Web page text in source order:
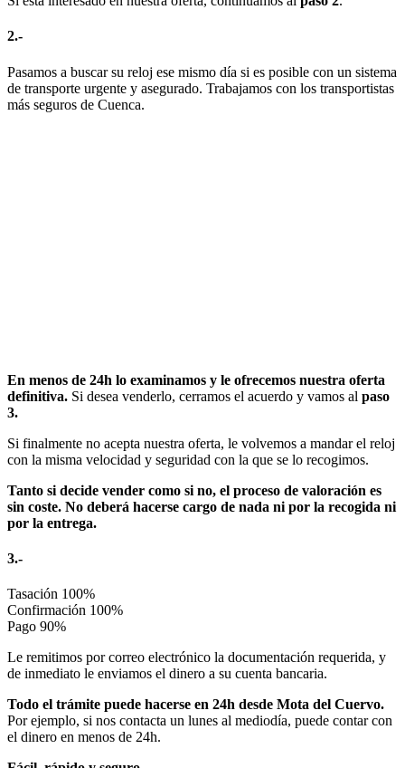
2.-
Pasamos a buscar su reloj ese mismo día si es posible con un sistema
de transporte urgente y asegurado. Trabajamos con los transportistas
más seguros de Cuenca.
En menos de 24h lo examinamos y le ofrecemos nuestra oferta
definitiva. Si desea venderlo, cerramos el acuerdo y vamos al paso
3.
Si finalmente no acepta nuestra oferta, le volvemos a mandar el reloj
con la misma velocidad y seguridad con la que se lo recogimos.
Tanto si decide vender como si no, el proceso de valoración es
sin coste. No deberá hacerse cargo de nada ni por la recogida ni
por la entrega.
3.-
Tasación 100%
Confirmación 100%
Pago 90%
Le remitimos por correo electrónico la documentación requerida, y
de inmediato le enviamos el dinero a su cuenta bancaria.
Todo el trámite puede hacerse en 24h desde Mota del Cuervo.
Por ejemplo, si nos contacta un lunes al mediodía, puede contar con
el dinero en menos de 24h.